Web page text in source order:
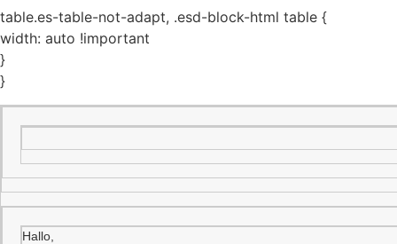
table.es-table-not-adapt, .esd-block-html table {
width: auto !important
}
}
Hallo,